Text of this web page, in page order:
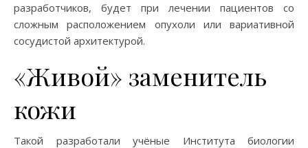
разработчиков, будет при лечении пациентов со
сложным расположением опухоли или вариативной
сосудистой архитектурой.
«Живой» заменитель
кожи
Такой разработали учёные Института биологии